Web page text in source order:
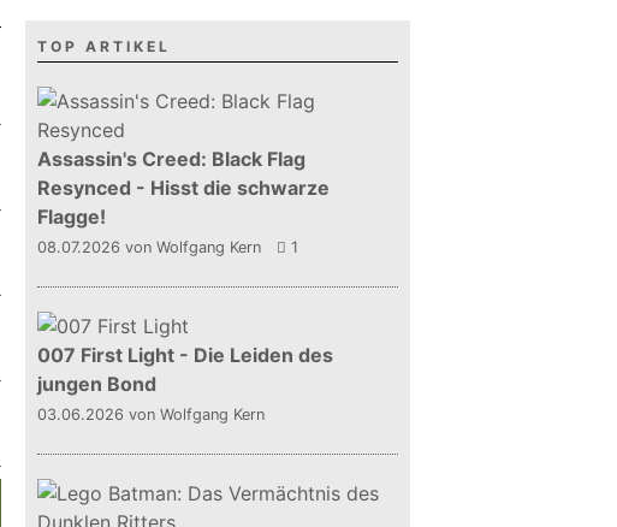
TOP ARTIKEL
Assassin's Creed: Black Flag
Resynced - Hisst die schwarze
Flagge!
08.07.2026 von Wolfgang Kern 1
007 First Light - Die Leiden des
jungen Bond
03.06.2026 von Wolfgang Kern